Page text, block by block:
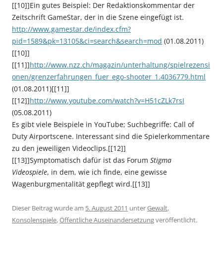
[[10]]Ein gutes Beispiel: Der Redaktionskommentar der
Zeitschrift GameStar, der in die Szene eingefügt ist.
http://www.gamestar.de/index.cfm?
pid=1589&pk=13105&ci=search&search=mod (01.08.2011)
[[10]]
[[11]]http://www.nzz.ch/magazin/unterhaltung/spielrezensi
onen/grenzerfahrungen_fuer_ego-shooter_1.4036779.html
(01.08.2011)[[11]]
[[12]]http://www.youtube.com/watch?v=H51cZLk7rsI
(05.08.2011)
Es gibt viele Beispiele in YouTube; Suchbegriffe: Call of
Duty Airportscene. Interessant sind die Spielerkommentare
zu den jeweiligen Videoclips.[[12]]
[[13]]Symptomatisch dafür ist das Forum Stigma
Videospiele, in dem, wie ich finde, eine gewisse
Wagenburgmentalität gepflegt wird.[[13]]
Dieser Beitrag wurde am 5. August 2011 unterGewalt,
Konsolenspiele,Öffentliche Auseinandersetzungveröffentlicht.